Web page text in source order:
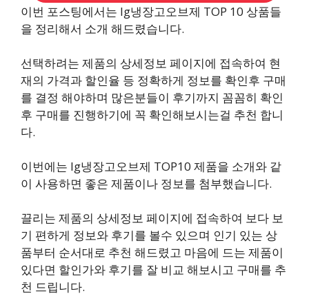
이번 포스팅에서는 lg냉장고오브제 TOP 10 상품들
을 정리해서 소개 해드렸습니다.
선택하려는 제품의 상세정보 페이지에 접속하여 현
재의 가격과 할인율 등 정확하게 정보를 확인후 구매
를 결정 해야하며 많은분들이 후기까지 꼼꼼히 확인
후 구매를 진행하기에 꼭 확인해보시는걸 추천 합니
다.
이번에는 lg냉장고오브제 TOP10 제품을 소개와 같
이 사용하면 좋은 제품이나 정보를 첨부했습니다.
끌리는 제품의 상세정보 페이지에 접속하여 보다 보
기 편하게 정보와 후기를 볼수 있으며 인기 있는 상
품부터 순서대로 추천 해드렸고 마음에 드는 제품이
있다면 할인가와 후기를 잘 비교 해보시고 구매를 추
천 드립니다.